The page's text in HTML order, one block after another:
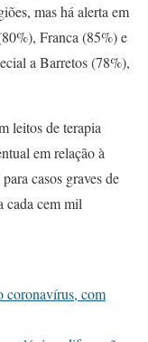
mas há alerta em
Franca (85%) e
a Barretos (78%),
leitos de terapia
em relação à
casos graves de
cada cem mil
coronavírus, com